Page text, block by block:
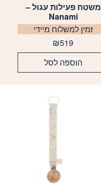
משטח פעילות עגול –
Nanami
זמין למשלוח מיידי
₪519
הוספה לסל